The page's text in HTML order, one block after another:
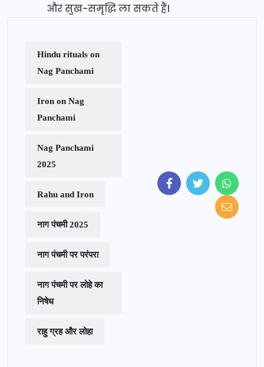
और सुख-समृद्धि ला सकते हैं।
Hindu rituals on
Nag Panchami
Iron on Nag
Panchami
Nag Panchami
2025
Rahu and Iron
नाग पंचमी 2025
नाग पंचमी पर परंपरा
नाग पंचमी पर लोहे का
निषेध
राहु ग्रह और लोहा